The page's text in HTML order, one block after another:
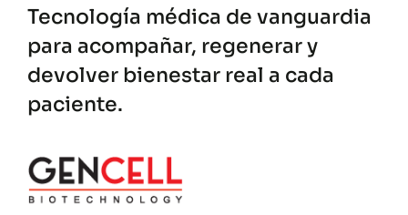
Tecnología médica de vanguardia
para acompañar, regenerar y
devolver bienestar real a cada
paciente.